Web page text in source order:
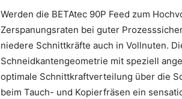
Werden die BETAtec 90P Feed zum
Zerspanungsraten bei guter
niedere Schnittkräfte auch in Vollnuten.
Schneidkantengeometrie mit speziell
optimale Schnittkraftverteilung über die
beim Tauch- und Kopierfräsen ein